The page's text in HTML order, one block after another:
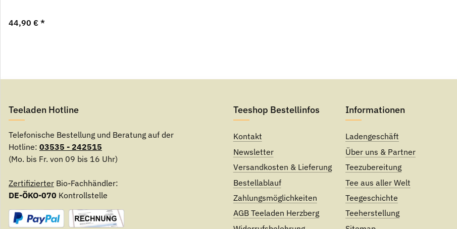
44,90 € *
Teeladen Hotline
Telefonische Bestellung und Beratung auf der
Hotline: 03535 - 242515
(Mo. bis Fr. von 09 bis 16 Uhr)
Zertifizierter Bio-Fachhändler:
DE-ÖKO-070 Kontrollstelle
Teeshop Bestellinfos
Kontakt
Newsletter
Versandkosten & Lieferung
Bestellablauf
Zahlungsmöglichkeiten
AGB Teeladen Herzberg
Informationen
Ladengeschäft
Über uns & Partner
Teezubereitung
Tee aus aller Welt
Teegeschichte
Teeherstellung